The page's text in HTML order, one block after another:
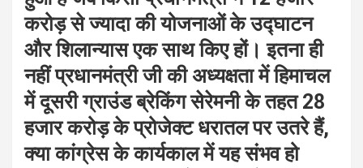
करोड़ से ज्यादा की योजनाओं के उद्घाटन
और शिलान्यास एक साथ किए हों। इतना ही
नहीं प्रधानमंत्री जी की अध्यक्षता में हिमाचल
में दूसरी ग्राउंड ब्रेकिंग सेरेमनी के तहत 28
हजार करोड़ के प्रोजेक्ट धरातल पर उतरे हैं,
क्या कांग्रेस के कार्यकाल में यह संभव हो